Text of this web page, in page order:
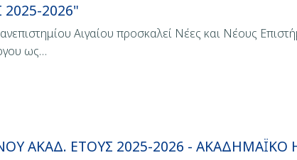
2026"
Αιγαίου προσκαλεί Νέες και Νέους
ως…
ΑΚΑΔ. ΕΤΟΥΣ 2025-2026 - ΑΚΑΔΗΜΑΪΚΟ